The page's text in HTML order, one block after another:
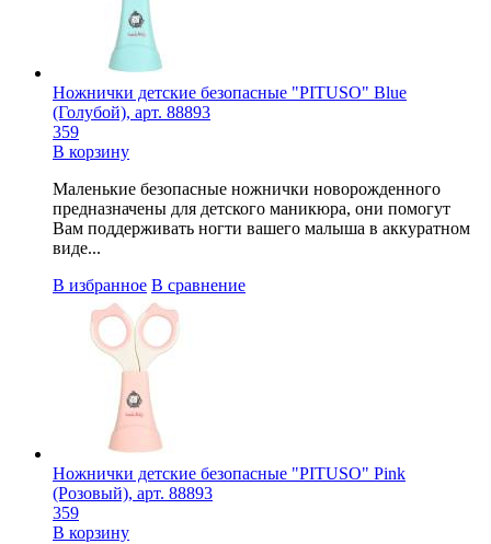
Ножнички детские безопасные "PITUSO" Blue
(Голубой), арт. 88893
359
В корзину
Маленькие безопасные ножнички новорожденного
предназначены для детского маникюра, они помогут
Вам поддерживать ногти вашего малыша в аккуратном
виде...
В избранное В сравнение
Ножнички детские безопасные "PITUSO" Pink
(Розовый), арт. 88893
359
В корзину